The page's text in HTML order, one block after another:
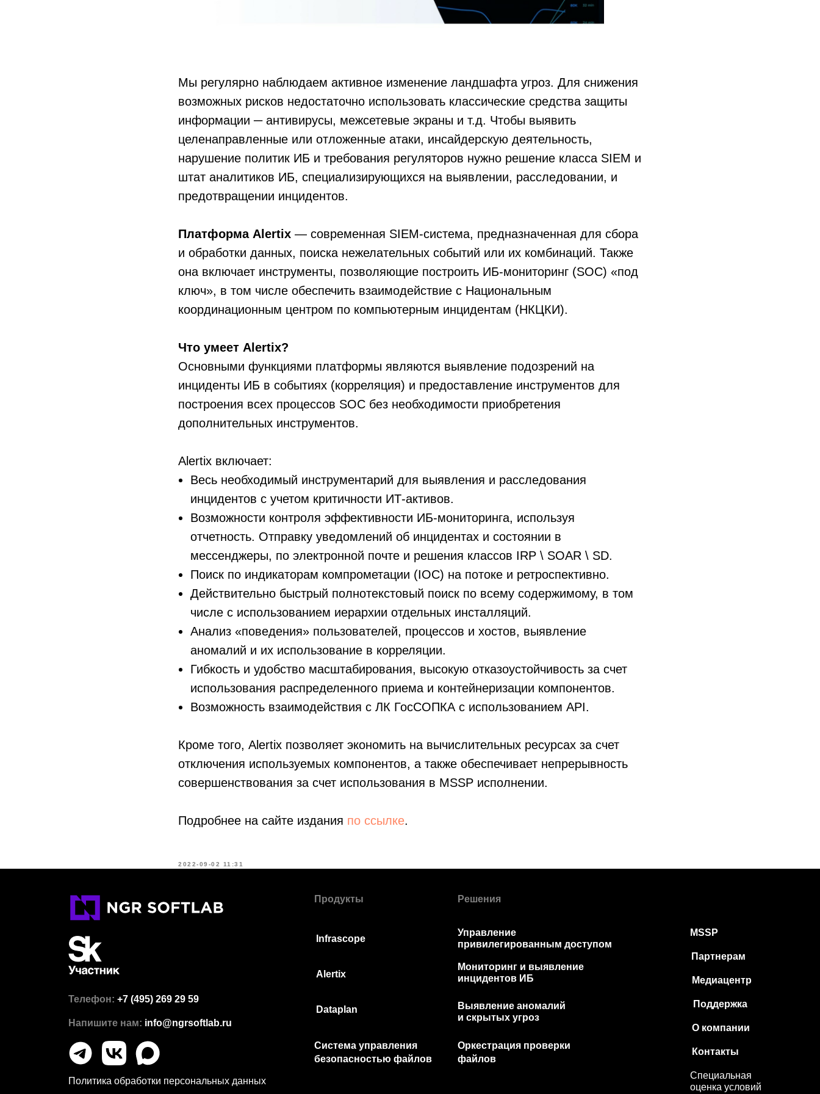
Мы регулярно наблюдаем активное изменение ландшафта угроз. Для снижения
возможных рисков недостаточно использовать классические средства защиты
информации ─ антивирусы, межсетевые экраны и т.д. Чтобы выявить
целенаправленные или отложенные атаки, инсайдерскую деятельность,
нарушение политик ИБ и требования регуляторов нужно решение класса SIEM и
штат аналитиков ИБ, специализирующихся на выявлении, расследовании, и
предотвращении инцидентов.
Платформа Alertix — современная SIEM-система, предназначенная для сбора
и обработки данных, поиска нежелательных событий или их комбинаций. Также
она включает инструменты, позволяющие построить ИБ-мониторинг (SOC) «под
ключ», в том числе обеспечить взаимодействие с Национальным
координационным центром по компьютерным инцидентам (НКЦКИ).
Что умеет Alertix?
Основными функциями платформы являются выявление подозрений на
инциденты ИБ в событиях (корреляция) и предоставление инструментов для
построения всех процессов SOC без необходимости приобретения
дополнительных инструментов.
Alertix включает:
Весь необходимый инструментарий для выявления и расследования
инцидентов с учетом критичности ИТ-активов.
Возможности контроля эффективности ИБ-мониторинга, используя
отчетность. Отправку уведомлений об инцидентах и состоянии в
мессенджеры, по электронной почте и решения классов IRP \ SOAR \ SD.
Поиск по индикаторам компрометации (IOC) на потоке и ретроспективно.
Действительно быстрый полнотекстовый поиск по всему содержимому, в том
числе с использованием иерархии отдельных инсталляций.
Анализ «поведения» пользователей, процессов и хостов, выявление
аномалий и их использование в корреляции.
Гибкость и удобство масштабирования, высокую отказоустойчивость за счет
использования распределенного приема и контейнеризации компонентов.
Возможность взаимодействия с ЛК ГосСОПКА с использованием API.
Кроме того, Alertix позволяет экономить на вычислительных ресурсах за счет
отключения используемых компонентов, а также обеспечивает непрерывность
совершенствования за счет использования в MSSP исполнении.
Подробнее на сайте издания по ссылке.
2022-09-02 11:31
Infrascope
Alertix
Dataplan
Система управления
безопасностью файлов
Продукты
Мониторинг и выявление
инцидентов ИБ
Управление
привилегированным доступом
Выявление аномалий
и скрытых угроз
Оркестрация проверки
файлов
Решения
Телефон: +7 (495) 269 29 59
Напишите нам: info@ngrsoftlab.ru
Политика обработки персональных данных
О компании
MSSP
Партнерам
Медиацентр
Поддержка
Специальная
оценка условий
Контакты